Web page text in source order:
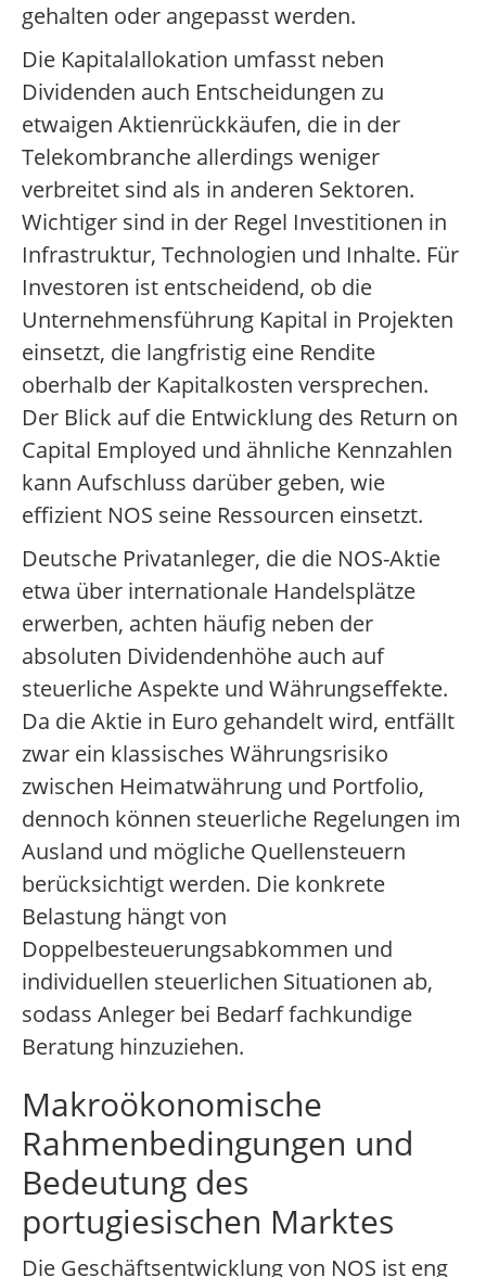
gehalten oder angepasst werden.
Die Kapitalallokation umfasst neben
Dividenden auch Entscheidungen zu
etwaigen Aktienrückkäufen, die in der
Telekombranche allerdings weniger
verbreitet sind als in anderen Sektoren.
Wichtiger sind in der Regel Investitionen in
Infrastruktur, Technologien und Inhalte. Für
Investoren ist entscheidend, ob die
Unternehmensführung Kapital in Projekten
einsetzt, die langfristig eine Rendite
oberhalb der Kapitalkosten versprechen.
Der Blick auf die Entwicklung des Return on
Capital Employed und ähnliche Kennzahlen
kann Aufschluss darüber geben, wie
effizient NOS seine Ressourcen einsetzt.
Deutsche Privatanleger, die die NOS-Aktie
etwa über internationale Handelsplätze
erwerben, achten häufig neben der
absoluten Dividendenhöhe auch auf
steuerliche Aspekte und Währungseffekte.
Da die Aktie in Euro gehandelt wird, entfällt
zwar ein klassisches Währungsrisiko
zwischen Heimatwährung und Portfolio,
dennoch können steuerliche Regelungen im
Ausland und mögliche Quellensteuern
berücksichtigt werden. Die konkrete
Belastung hängt von
Doppelbesteuerungsabkommen und
individuellen steuerlichen Situationen ab,
sodass Anleger bei Bedarf fachkundige
Beratung hinzuziehen.
Makroökonomische
Rahmenbedingungen und
Bedeutung des
portugiesischen Marktes
Die Geschäftsentwicklung von NOS ist eng